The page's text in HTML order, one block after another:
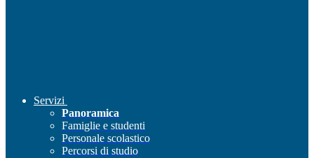
Servizi
Panoramica
Famiglie e studenti
Personale scolastico
Percorsi di studio